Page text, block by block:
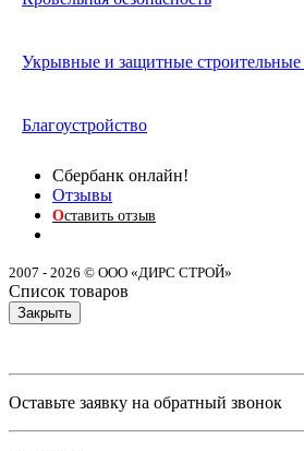
Укрывные и защитные
Благоустройство
Сбербанк онлайн!
Отзывы
Оставить отзыв
2007 - 2026 © ООО «ДИРС СТРОЙ»
Список товаров
Закрыть
Оставьте заявку на обратный звонок